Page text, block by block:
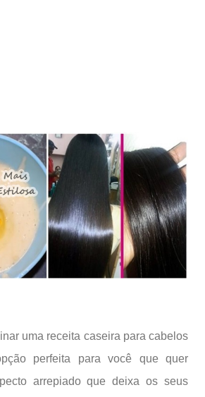
uma receita caseira para cabelos
perfeita para você que quer
arrepiado que deixa os seus